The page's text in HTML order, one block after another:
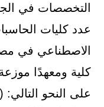
التخصصات في
عدد كليات
كلية ومعهدًا